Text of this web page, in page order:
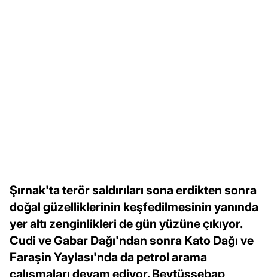
Şırnak'ta terör saldırıları sona erdikten sonra
doğal güzelliklerinin keşfedilmesinin yanında
yer altı zenginlikleri de gün yüzüne çıkıyor.
Cudi ve Gabar Dağı'ndan sonra Kato Dağı ve
Faraşin Yaylası'nda da petrol arama
çalışmaları devam ediyor. Beytüşşebap